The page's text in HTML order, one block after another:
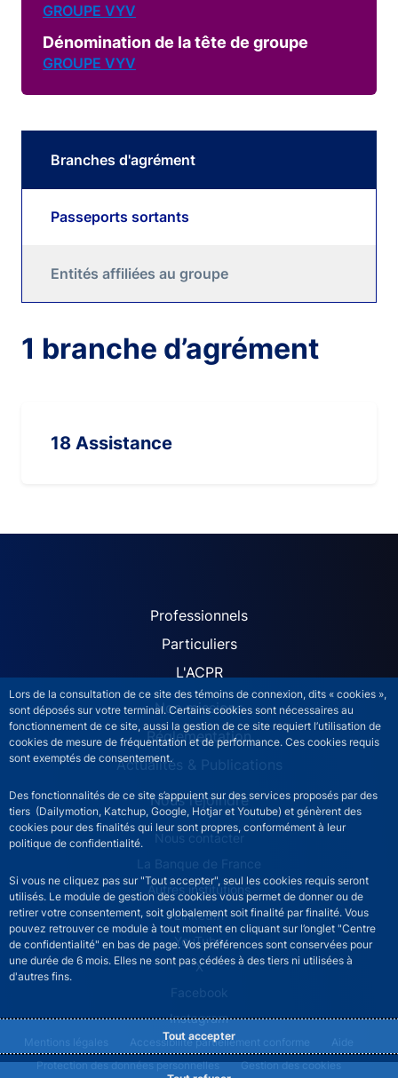
Lors de la consultation de ce site des témoins de connexion, dits « cookies »,
sont déposés sur votre terminal. Certains cookies sont nécessaires au
fonctionnement de ce site, aussi la gestion de ce site requiert l’utilisation de
cookies de mesure de fréquentation et de performance. Ces cookies requis
sont exemptés de consentement.
Des fonctionnalités de ce site s’appuient sur des services proposés par des
tiers (Dailymotion, Katchup, Google, Hotjar et Youtube) et génèrent des
cookies pour des finalités qui leur sont propres, conformément à leur
politique de confidentialité.
Si vous ne cliquez pas sur "Tout accepter", seul les cookies requis seront
utilisés. Le module de gestion des cookies vous permet de donner ou de
retirer votre consentement, soit globalement soit finalité par finalité. Vous
pouvez retrouver ce module à tout moment en cliquant sur l’onglet "Centre
de confidentialité" en bas de page. Vos préférences sont conservées pour
une durée de 6 mois. Elles ne sont pas cédées à des tiers ni utilisées à
d'autres fins.
Tout accepter
GROUPE VYV
Dénomination de la tête de groupe
GROUPE VYV
Branches d'agrément
Passeports sortants
Entités affiliées au groupe
1 branche d’agrément
18 Assistance
ACPR site navigation
Professionnels
Particuliers
L'ACPR
Nos missions
Réglementation
Actualités & Publications
Nous rejoindre
ACPR footer secondary menu (French)
Nous contacter
La Banque de France
Autres institutions
LinkedIn
YouTube
X
Facebook
Instagram
ACPR footer legal notice menu
Mentions légales Accessibilité partiellement conforme
Aide
Protection des données personnelles
Gestion des cookies